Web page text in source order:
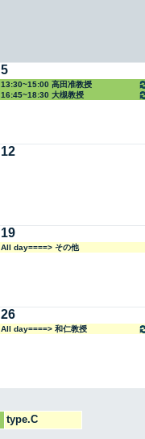
5
13:30~15:00 高田准教授
16:45~18:30 大槻教授
12
19
All day====> その他
26
All day====> 和仁教授
type.C